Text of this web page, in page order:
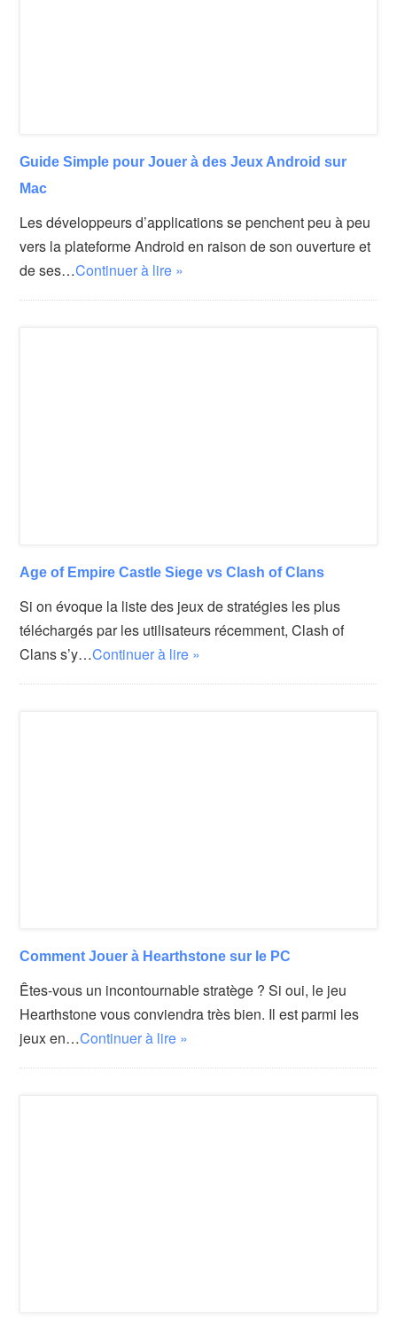
Guide Simple pour Jouer à des Jeux Android sur
Mac
Les développeurs d’applications se penchent peu à peu
vers la plateforme Android en raison de son ouverture et
de ses…Continuer à lire »
Age of Empire Castle Siege vs Clash of Clans
Si on évoque la liste des jeux de stratégies les plus
téléchargés par les utilisateurs récemment, Clash of
Clans s’y…Continuer à lire »
Comment Jouer à Hearthstone sur le PC
Êtes-vous un incontournable stratège ? Si oui, le jeu
Hearthstone vous conviendra très bien. Il est parmi les
jeux en…Continuer à lire »